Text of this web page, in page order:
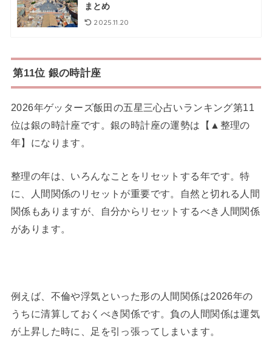
まとめ
2025.11.20
第11位 銀の時計座
2026年ゲッターズ飯田の五星三心占いランキング第11
位は銀の時計座です。銀の時計座の運勢は【▲整理の
年】になります。
整理の年は、いろんなことをリセットする年です。特
に、人間関係のリセットが重要です。自然と切れる人間
関係もありますが、自分からリセットするべき人間関係
があります。
例えば、不倫や浮気といった形の人間関係は2026年の
うちに清算しておくべき関係です。負の人間関係は運気
が上昇した時に、足を引っ張ってしまいます。